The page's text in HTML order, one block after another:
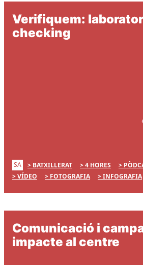
Verifiquem:
checking
SA BATXILLERAT 4 HORES
VÍDEO
FOTOGRAFIA INFOGRAFIA
Comunicació i
impacte al centre